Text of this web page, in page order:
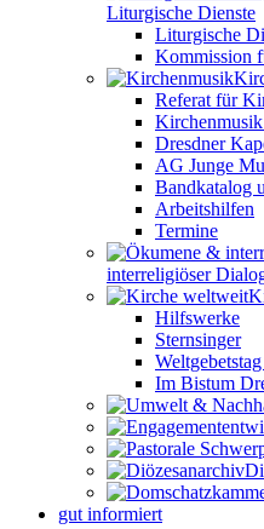
Liturgische Dienste
Liturgische
Kommission
Referat für
Dresdner
AG Junge
Bandkatalog
Arbeitshilfen
Termine
interreligiöser
Hilfswerke
Sternsinger
Im Bistum
gut informiert